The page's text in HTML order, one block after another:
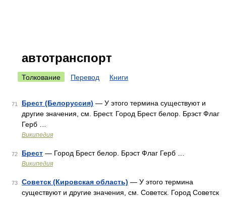
автотранспорт
Толкование Перевод Книги
71 Брест (Белоруссия) — У этого термина существуют и
другие значения, см. Брест. Город Брест белор. Брэст Флаг
Герб …
Википедия
72 Брест — Город Брест белор. Брэст Флаг Герб …
Википедия
73 Советск (Кировская область) — У этого термина
существуют и другие значения, см. Советск. Город Советск